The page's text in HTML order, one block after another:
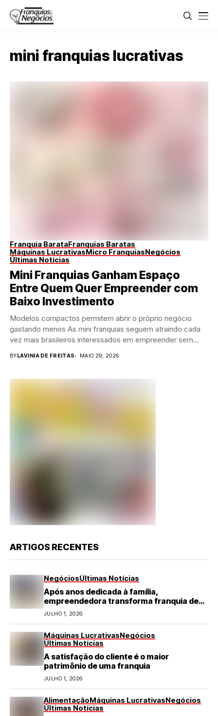
mini franquias lucrativas
Franquia BarataFranquias Baratas
Máquinas LucrativasMicro FranquiasNegócios
Últimas Notícias
Mini Franquias Ganham Espaço
Entre Quem Quer Empreender com
Baixo Investimento
Modelos compactos permitem abrir o próprio negócio
gastando menos As mini franquias seguem atraindo cada
vez mais brasileiros interessados em empreender sem
BYLAVINIA DE FREITAS MAIO 29, 2026
ARTIGOS RECENTES
NegóciosÚltimas Notícias
Após anos dedicada à família,
empreendedora transforma franquia de
turismo em negócio de destaque no RN
JULHO 1, 2026
Máquinas LucrativasNegócios
Últimas Notícias
A satisfação do cliente é o maior
patrimônio de uma franquia
JULHO 1, 2026
AlimentaçãoMáquinas LucrativasNegócios
Últimas Notícias